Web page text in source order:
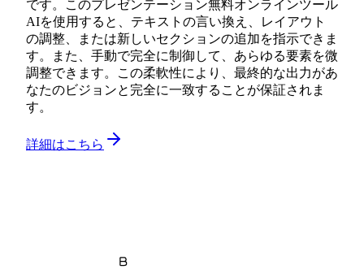
です。このプレゼンテーション無料オンラインツール
AIを使用すると、テキストの言い換え、レイアウト
の調整、または新しいセクションの追加を指示できま
す。また、手動で完全に制御して、あらゆる要素を微
調整できます。この柔軟性により、最終的な出力があ
なたのビジョンと完全に一致することが保証されま
す。
詳細はこちら